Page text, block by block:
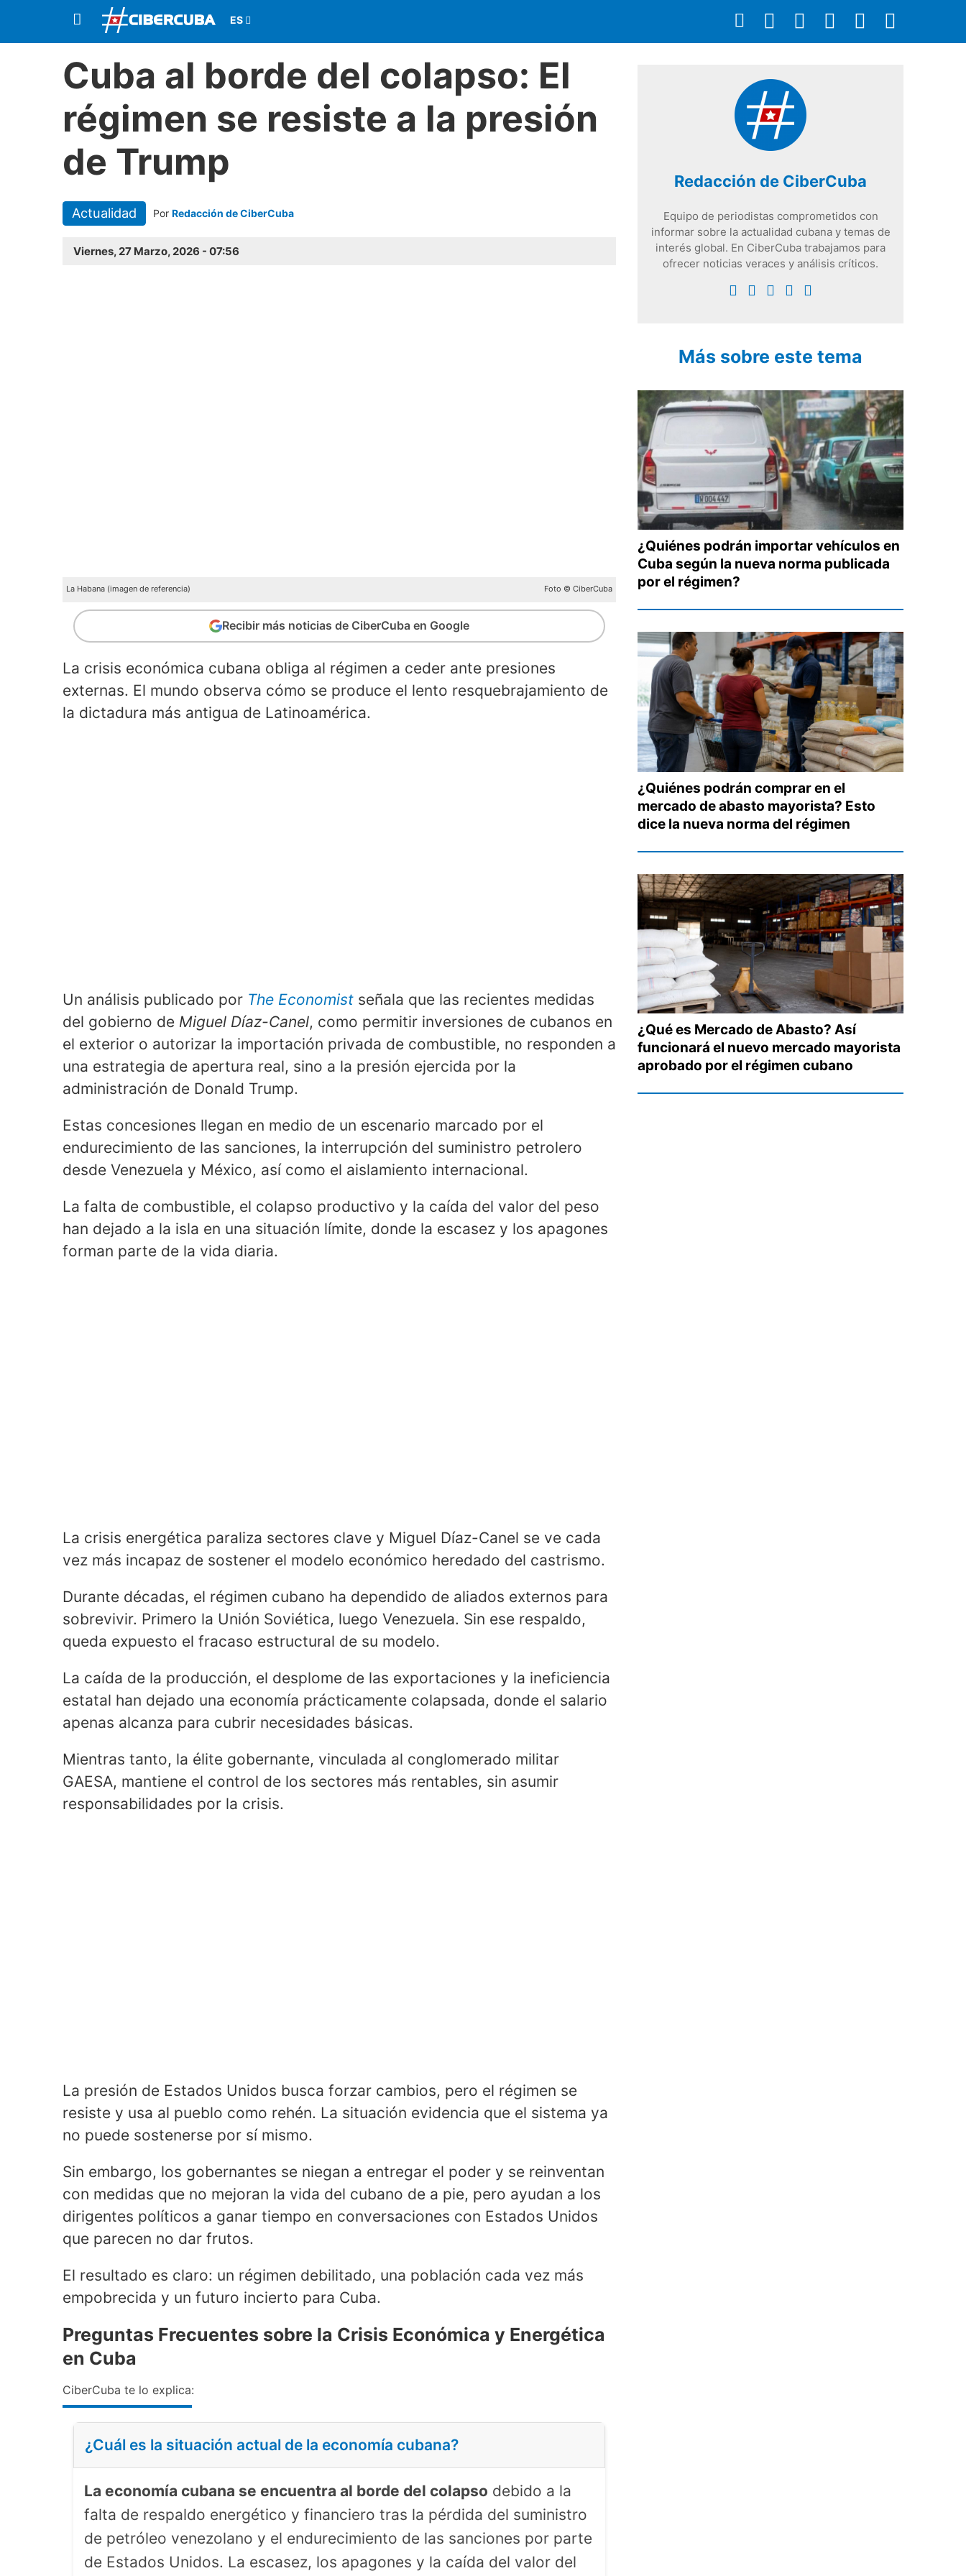
Cuba al borde del colapso: El
régimen se resiste a la presión
de Trump
Actualidad Por Redacción de CiberCuba
Viernes, 27 Marzo, 2026 - 07:56
La Habana (imagen de referencia) Foto © CiberCuba
Recibir más noticias de CiberCuba en Google
La crisis económica cubana obliga al régimen a ceder ante presiones
externas. El mundo observa cómo se produce el lento resquebrajamiento de
la dictadura más antigua de Latinoamérica.
Un análisis publicado por The Economist señala que las recientes medidas
del gobierno de Miguel Díaz-Canel, como permitir inversiones de cubanos en
el exterior o autorizar la importación privada de combustible, no responden a
una estrategia de apertura real, sino a la presión ejercida por la
administración de Donald Trump.
Estas concesiones llegan en medio de un escenario marcado por el
endurecimiento de las sanciones, la interrupción del suministro petrolero
desde Venezuela y México, así como el aislamiento internacional.
La falta de combustible, el colapso productivo y la caída del valor del peso
han dejado a la isla en una situación límite, donde la escasez y los apagones
forman parte de la vida diaria.
La crisis energética paraliza sectores clave y Miguel Díaz-Canel se ve cada
vez más incapaz de sostener el modelo económico heredado del castrismo.
Durante décadas, el régimen cubano ha dependido de aliados externos para
sobrevivir. Primero la Unión Soviética, luego Venezuela. Sin ese respaldo,
queda expuesto el fracaso estructural de su modelo.
La caída de la producción, el desplome de las exportaciones y la ineficiencia
estatal han dejado una economía prácticamente colapsada, donde el salario
apenas alcanza para cubrir necesidades básicas.
Mientras tanto, la élite gobernante, vinculada al conglomerado militar
GAESA, mantiene el control de los sectores más rentables, sin asumir
responsabilidades por la crisis.
La presión de Estados Unidos busca forzar cambios, pero el régimen se
resiste y usa al pueblo como rehén. La situación evidencia que el sistema ya
no puede sostenerse por sí mismo.
Sin embargo, los gobernantes se niegan a entregar el poder y se reinventan
con medidas que no mejoran la vida del cubano de a pie, pero ayudan a los
dirigentes políticos a ganar tiempo en conversaciones con Estados Unidos
que parecen no dar frutos.
El resultado es claro: un régimen debilitado, una población cada vez más
empobrecida y un futuro incierto para Cuba.
Preguntas Frecuentes sobre la Crisis Económica y Energética
en Cuba
CiberCuba te lo explica:
¿Cuál es la situación actual de la economía cubana?
La economía cubana se encuentra al borde del colapso debido a la
falta de respaldo energético y financiero tras la pérdida del suministro
de petróleo venezolano y el endurecimiento de las sanciones por parte
de Estados Unidos. La escasez, los apagones y la caída del valor del
Redacción de CiberCuba
Equipo de periodistas comprometidos con
informar sobre la actualidad cubana y temas de
interés global. En CiberCuba trabajamos para
ofrecer noticias veraces y análisis críticos.
Más sobre este tema
¿Quiénes podrán importar vehículos en
Cuba según la nueva norma publicada
por el régimen?
¿Quiénes podrán comprar en el
mercado de abasto mayorista? Esto
dice la nueva norma del régimen
¿Qué es Mercado de Abasto? Así
funcionará el nuevo mercado mayorista
aprobado por el régimen cubano